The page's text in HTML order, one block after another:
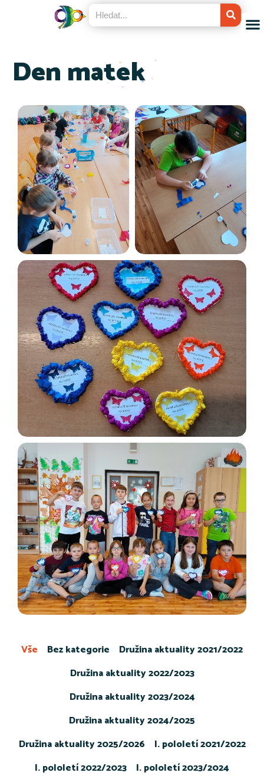
Den matek
Bez kategorie
Družina aktuality 2021/2022
Družina aktuality 2022/2023
Družina aktuality 2023/2024
Družina aktuality 2024/2025
Družina aktuality 2025/2026
I. pololetí 2021/2022
I. pololetí 2022/2023
I. pololetí 2023/2024
Vše